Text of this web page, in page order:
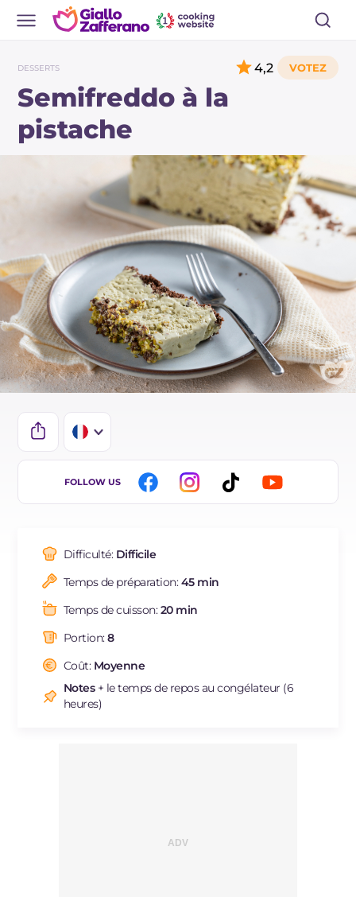
DESSERTS
Semifreddo à la
pistache
4,2
IT
ES
BR
NL
FOLLOW US
Difficulté: Difficile
Temps de préparation:45 min
Temps de cuisson:20 min
Portion:8
Coût: Moyenne
Notes+ le temps de repos au congélateur (6
heures)